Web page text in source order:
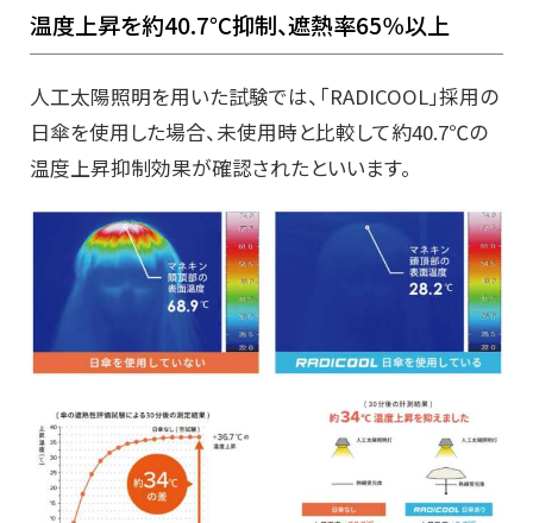
温度上昇を約40.7℃抑制、遮熱率65％以上
人工太陽照明を用いた試験では、「RADICOOL」採用の
日傘を使用した場合、未使用時と比較して約40.7℃の
温度上昇抑制効果が確認されたといいます。